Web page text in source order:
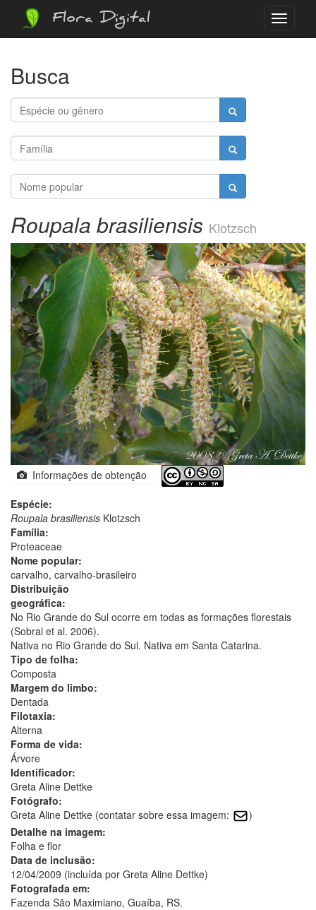
Menu
Flora Digital
Busca
Roupala brasiliensis Klotzsch
Informações de obtenção
Espécie:
Roupala brasiliensis Klotzsch
Família:
Proteaceae
Nome popular:
carvalho, carvalho-brasileiro
Distribuição
geográfica:
No Rio Grande do Sul ocorre em todas as formações florestais
(Sobral et al. 2006).
Nativa no Rio Grande do Sul. Nativa em Santa Catarina.
Tipo de folha:
Composta
Margem do limbo:
Dentada
Filotaxia:
Alterna
Forma de vida:
Árvore
Identificador:
Greta Aline Dettke
Fotógrafo:
Greta Aline Dettke (contatar sobre essa imagem:
)
Detalhe na imagem:
Folha e flor
Data de inclusão:
12/04/2009 (incluída por Greta Aline Dettke)
Fotografada em:
Fazenda São Maximiano, Guaíba, RS.